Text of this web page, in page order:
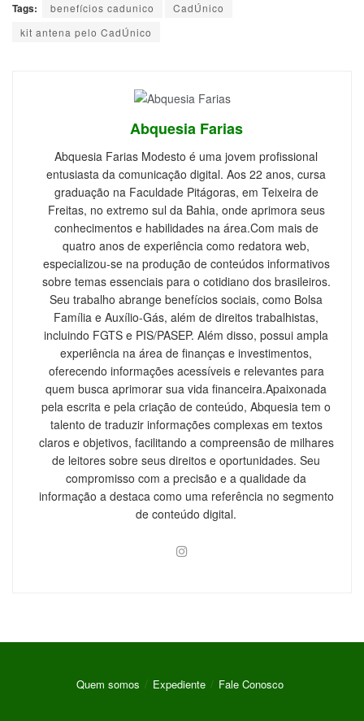
Tags: benefícios cadunico
CadÚnico
kit antena pelo CadÚnico
Abquesia Farias
Abquesia Farias Modesto é uma jovem profissional
entusiasta da comunicação digital. Aos 22 anos, cursa
graduação na Faculdade Pitágoras, em Teixeira de
Freitas, no extremo sul da Bahia, onde aprimora seus
conhecimentos e habilidades na área.Com mais de
quatro anos de experiência como redatora web,
especializou-se na produção de conteúdos informativos
sobre temas essenciais para o cotidiano dos brasileiros.
Seu trabalho abrange benefícios sociais, como Bolsa
Família e Auxílio-Gás, além de direitos trabalhistas,
incluindo FGTS e PIS/PASEP. Além disso, possui ampla
experiência na área de finanças e investimentos,
oferecendo informações acessíveis e relevantes para
quem busca aprimorar sua vida financeira.Apaixonada
pela escrita e pela criação de conteúdo, Abquesia tem o
talento de traduzir informações complexas em textos
claros e objetivos, facilitando a compreensão de milhares
de leitores sobre seus direitos e oportunidades. Seu
compromisso com a precisão e a qualidade da
informação a destaca como uma referência no segmento
de conteúdo digital.
Quem somos Expediente Fale Conosco